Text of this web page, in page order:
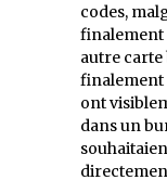
codes,
finalement
autre
finalement
ont
dans un